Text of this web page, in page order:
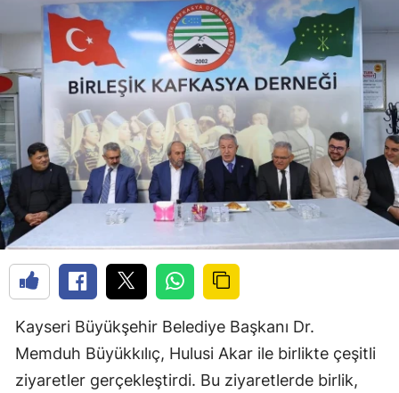
Kayseri Büyükşehir Belediye Başkanı Dr.
Memduh Büyükkılıç, Hulusi Akar ile birlikte çeşitli
ziyaretler gerçekleştirdi. Bu ziyaretlerde birlik,